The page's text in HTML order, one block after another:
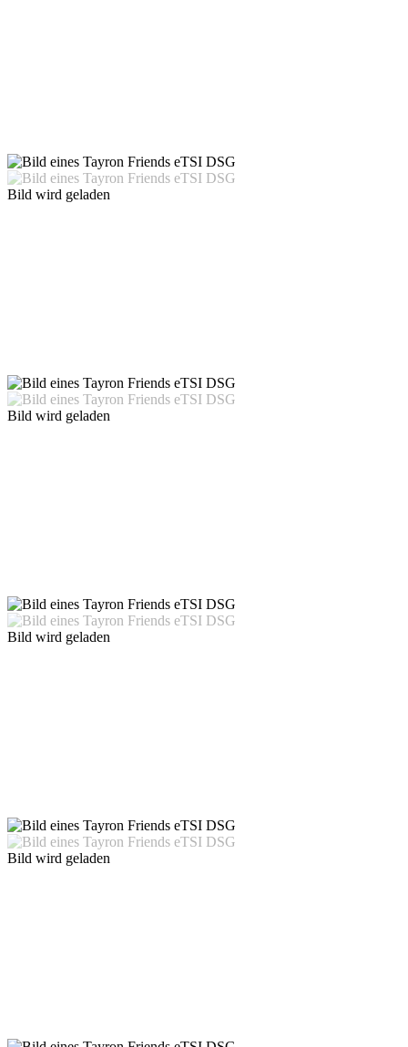
Bild wird geladen
Bild wird geladen
Bild wird geladen
Bild wird geladen